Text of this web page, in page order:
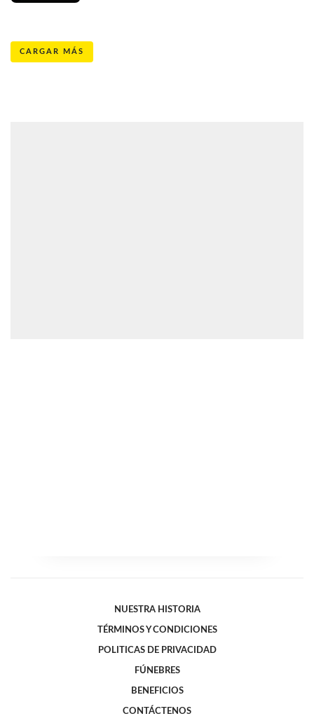
CARGAR MÁS
NUESTRA HISTORIA
TÉRMINOS Y CONDICIONES
POLITICAS DE PRIVACIDAD
FÚNEBRES
BENEFICIOS
CONTÁCTENOS